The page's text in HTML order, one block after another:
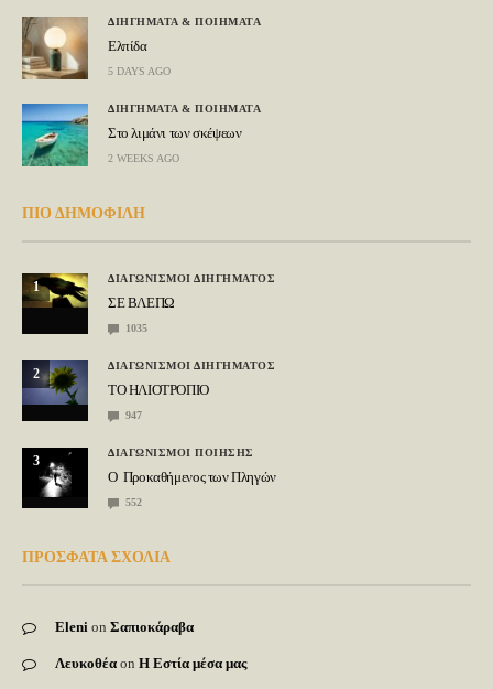
ΔΙΗΓΗΜΑΤΑ & ΠΟΙΗΜΑΤΑ
Ελπίδα
5 DAYS AGO
ΔΙΗΓΗΜΑΤΑ & ΠΟΙΗΜΑΤΑ
Στο λιμάνι των σκέψεων
2 WEEKS AGO
ΠΙΟ ΔΗΜΟΦΙΛΗ
1
ΔΙΑΓΩΝΙΣΜΟΙ ΔΙΗΓΗΜΑΤΟΣ
ΣΕ ΒΛΕΠΩ
1035
2
ΔΙΑΓΩΝΙΣΜΟΙ ΔΙΗΓΗΜΑΤΟΣ
ΤΟ ΗΛΙΟΤΡΟΠΙΟ
947
3
ΔΙΑΓΩΝΙΣΜΟΙ ΠΟΙΗΣΗΣ
Ο Προκαθήμενος των Πληγών
552
ΠΡΟΣΦΑΤΑ ΣΧΟΛΙΑ
Eleni on Σαπιοκάραβα
Λευκοθέα on Η Εστία μέσα μας